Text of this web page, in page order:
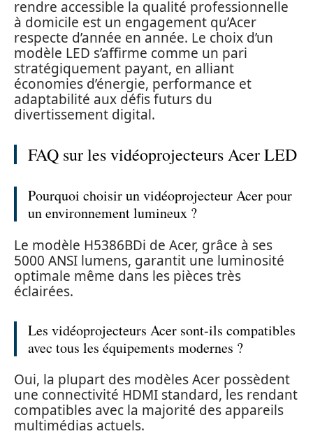
rendre accessible la qualité professionnelle
à domicile est un engagement qu’Acer
respecte d’année en année. Le choix d’un
modèle LED s’affirme comme un pari
stratégiquement payant, en alliant
économies d’énergie, performance et
adaptabilité aux défis futurs du
divertissement digital.
FAQ sur les vidéoprojecteurs Acer LED
Pourquoi choisir un vidéoprojecteur Acer pour
un environnement lumineux ?
Le modèle H5386BDi de Acer, grâce à ses
5000 ANSI lumens, garantit une luminosité
optimale même dans les pièces très
éclairées.
Les vidéoprojecteurs Acer sont-ils compatibles
avec tous les équipements modernes ?
Oui, la plupart des modèles Acer possèdent
une connectivité HDMI standard, les rendant
compatibles avec la majorité des appareils
multimédias actuels.